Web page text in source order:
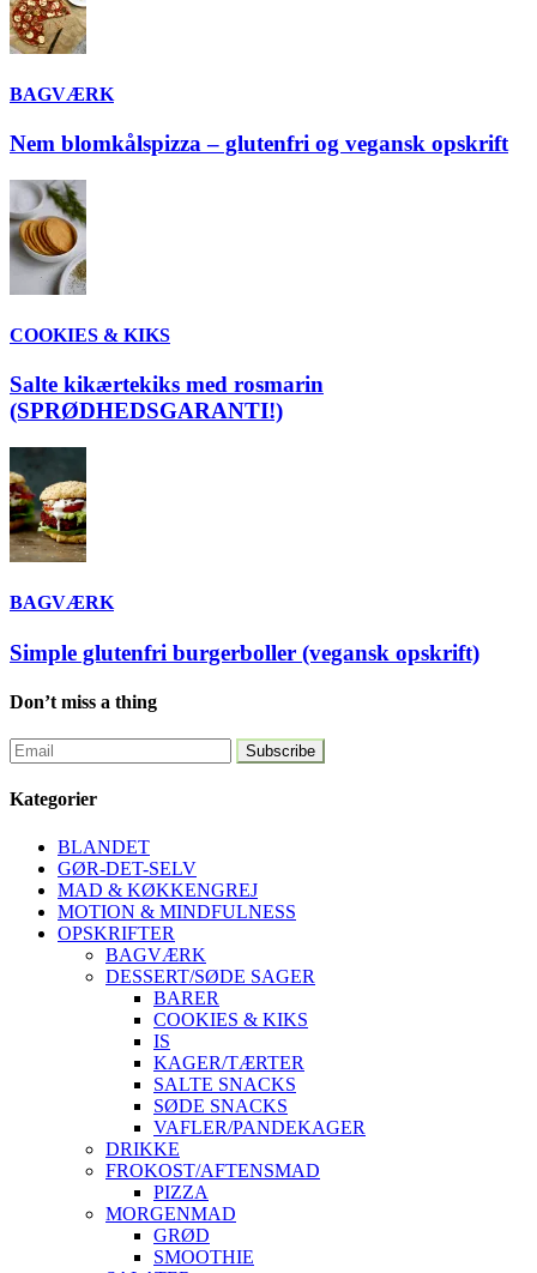
BAGVÆRK
Nem blomkålspizza – glutenfri og vegansk opskrift
COOKIES & KIKS
Salte kikærtekiks med rosmarin
(SPRØDHEDSGARANTI!)
BAGVÆRK
Simple glutenfri burgerboller (vegansk opskrift)
Don’t miss a thing
Kategorier
BLANDET
GØR-DET-SELV
MAD & KØKKENGREJ
MOTION & MINDFULNESS
OPSKRIFTER
BAGVÆRK
DESSERT/SØDE SAGER
BARER
COOKIES & KIKS
IS
KAGER/TÆRTER
SALTE SNACKS
SØDE SNACKS
VAFLER/PANDEKAGER
DRIKKE
FROKOST/AFTENSMAD
PIZZA
MORGENMAD
GRØD
SMOOTHIE